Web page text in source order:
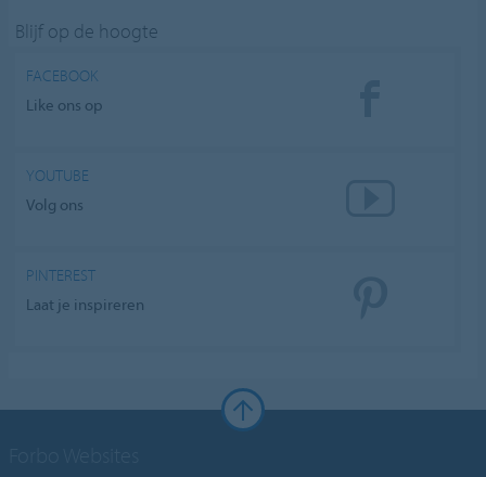
Blijf op de hoogte
FACEBOOK
Like ons op
YOUTUBE
Volg ons
PINTEREST
Laat je inspireren